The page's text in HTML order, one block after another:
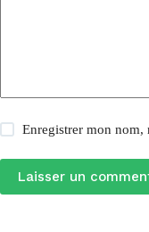
Enregistrer mon nom,
Laisser un